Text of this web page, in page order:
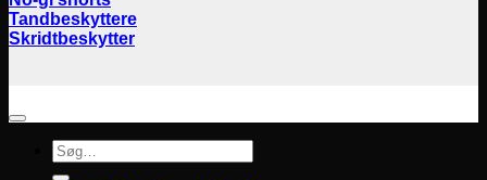
Tandbeskyttere
Skridtbeskytter
Søg
efter: